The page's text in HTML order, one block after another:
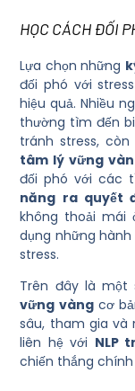
HỌC CÁCH ĐỐI
Lựa chọn những
đối phó với
hiệu quả. Nhiều
thường tìm đến
tránh stress,
tâm lý vững
đối phó với các
năng ra quyết
không thoải mái
dụng những
stress.
Trên đây là một
vững vàngcơ
sâu, tham gia và
liên hệ với NLP
chiến thắng